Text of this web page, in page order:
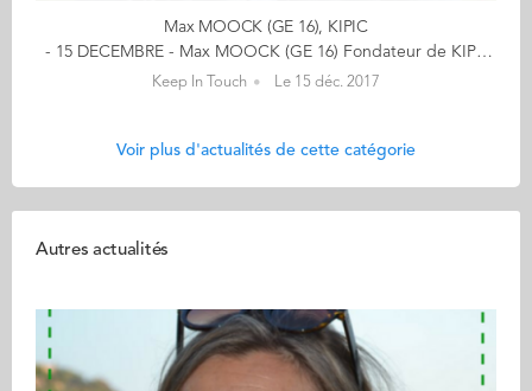
Max MOOCK (GE 16), KIPIC
- 15 DECEMBRE - Max MOOCK (GE 16) Fondateur de KIPIC Offrez-vous le souvenir de la naissance de votre bébé en cliquant ici "Je suis tombé dans la marmite quand j'étais tout petit ! " Max, en fondant une start-up accélérée dans l’incubateur du groupe M6, permet aux parents de réaliser des albums photos personnalisés pour enfants très simplement avec des informations ludiques telles que la répartition du prénom de son enfant en France ou même les musiques passant à la radio le jour de sa naissance. Avez-vous toujours eu une envie de créer votre entreprise ? Venant d’une famille d’entrepreneurs, j’ai depuis toujours envisagé de me lancer dans un projet de création d’entreprise. Je ne savais pas si j’allais réellement le faire, mais j’ai toujours eu cette idée dans un coin de ma tête. Le fait de côtoyer quotidiennement des entrepreneurs m’a permis de désacraliser la chose, d’être conscient de la complexité de la démarche mais aussi de comprendre l’épanouissement que cela pouvait procurer. Quel rôle a joué votre formation dans votre décision ? Mon année de césure à Audencia a été déterminante dans ma décision de me lancer dans l’aventure entrepreneuriale. Mon premier stage dans un fonds de Venture Capital m’a permis de découvrir l’écosystème des start-ups et d’échanger avec de nombreux entrepreneurs. Rien de mieux que de discuter avec des créateurs d’entreprises pour ne penser qu’à une chose : entreprendre. J’ai aussi pu découvrir de l’intérieur le fonctionnement d’une petite entreprise dans mon second stage effectué dans une start-up. J’y ai découvert des problématiques nouvelles pour moi : comment lever des fonds, gérer sa croissance ou manager une équipe. C’est véritablement cette année de césure qui m’a conforté dans ma volonté de me lancer dans un projet entrepreneurial. À quel moment avez-vous décidé de vous lancer ? Après avoir terminé mon cursus à Audencia, j’ai souhaité réaliser un album photo pour immortaliser une fête de famille. J’ai passé des heures devant mon écran à vouloir réaliser un album photo sur différents sites sans jamais être satisfait du résultat. Je me suis rendu compte que je n’étais pas le seul à faire ce constat : réaliser un album photo en ligne demande des heures de travail pour un résultat le plus souvent décevant. Pourquoi ne pas alors utiliser les nouvelles technologies afin de simplifier la démarche ? Je passe alors des après-midis dans des parcs à échanger avec de potentielles clients afin de comprendre leurs besoins, vérifier mes hypothèses et tester une première maquette du site internet. Quelques mois plus tard la première version du site est en ligne et permet à Kipic de réaliser rapidement ses premières ventes. La start-up est alors rapidement sélectionnée par Paris&Co et bénéficie d’une subvention de la BPI. L'entreprise est lancée. Des conseils pour un étudiant à Audencia souhaitant se lancer ? Je pense qu’il est important de profiter de ses études pour tester des choses, avoir des petits projets annexes. Apprendre à coder et développer des petits sites peut être par exemple très formateur. L’essentiel est de rester curieux et de faire des rencontres. N’hésitez pas à aller à des évènements « start-up ». C’est le meilleur moyen de découvrir l’entrepreneuriat. Si vous avez déjà une idée, parlez en autour de vous et testez-la rapidement. N’hésitez pas à me contacter si vous souhaitez échanger avec moi [NDRL : via sa page du Noël des entrepreneurs, en cliquant sur son nom] << (re)découvrez l'ensemble de votre CALENDRIER DE L'AVENT ici >> Découvrez les entreprises des entrepreneurs ici...
Keep In Touch Le 15 déc. 2017
Voir plus d'actualités de cette catégorie
Autres actualités